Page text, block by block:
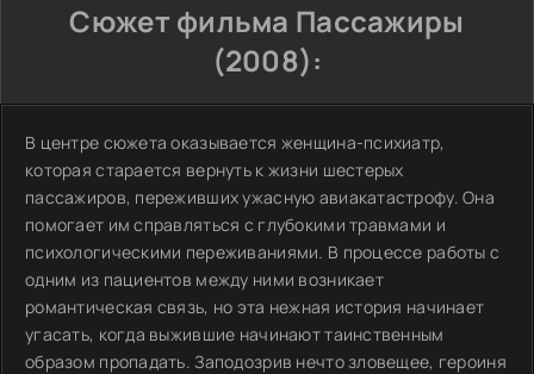
Сюжет фильма Пассажиры
(2008):
В центре сюжета оказывается женщина-психиатр,
которая старается вернуть к жизни шестерых
пассажиров, переживших ужасную авиакатастрофу. Она
помогает им справляться с глубокими травмами и
психологическими переживаниями. В процессе работы с
одним из пациентов между ними возникает
романтическая связь, но эта нежная история начинает
угасать, когда выжившие начинают таинственным
образом пропадать. Заподозрив нечто зловещее, героиня